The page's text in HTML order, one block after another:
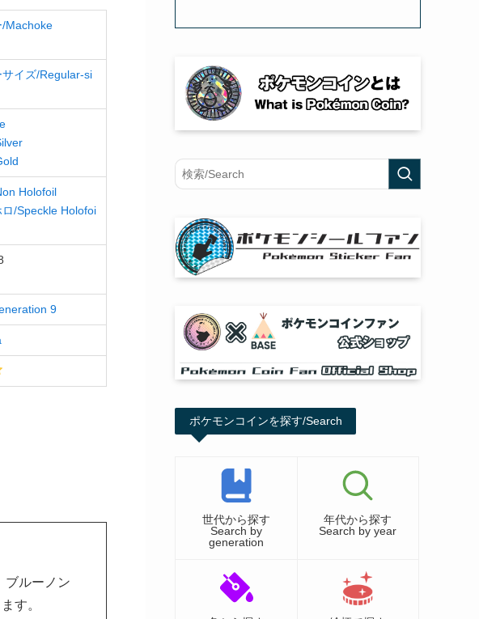
/Machoke
サイズ/Regular-si
Holofoil
/Speckle Holofoi
9
ブルーノン
す。
ポケモンコインを探す/Search
世代から探す
Search by
generation
年代から探す
Search by year